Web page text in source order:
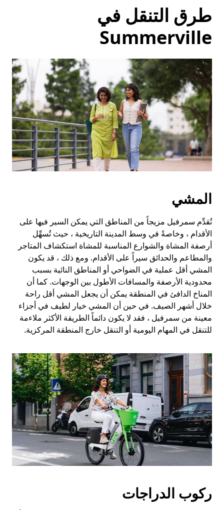
طرق التنقل في
Summerville
المشي
تُقدِّم سمرفيل مزيجاً من المناطق التي يمكن السير فيها على
الأقدام ، وخاصةً في وسط المدينة التاريخية ، حيث تُسهِّل
أرصفة المشاة والشوارع المناسبة للمشاة استكشاف المتاجر
والمطاعم والحدائق سيراً على الأقدام. ومع ذلك ، قد يكون
المشي أقل عملية في الضواحي أو المناطق النائية بسبب
محدودية الأرصفة والمسافات الأطول بين الوجهات. كما أن
المناخ الدافئ في المنطقة يمكن أن يجعل المشي أقل راحة
خلال أشهر الصيف. في حين أن المشي خيار لطيف في أجزاء
معينة من سمرفيل ، فقد لا يكون دائماً الطريقة الأكثر ملاءمة
للتنقل في المهام اليومية أو التنقل خارج المنطقة المركزية.
ركوب الدراجات